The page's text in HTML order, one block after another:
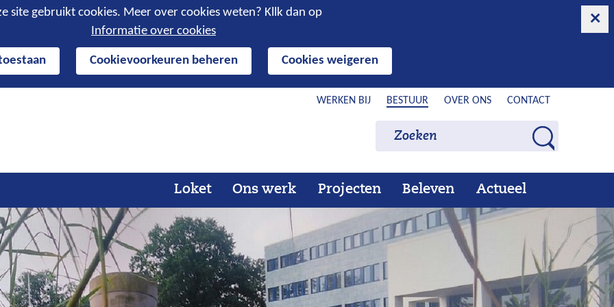
site gebruikt cookies. Meer over cookies weten? Kllk dan op
Informatie over cookies
Cookievoorkeuren beheren Cookies weigeren
WERKEN BIJ BESTUUR OVER ONS CONTACT
e
e
n
Zoeken Zoeken
Loket Ons werk Projecten Beleven Actueel